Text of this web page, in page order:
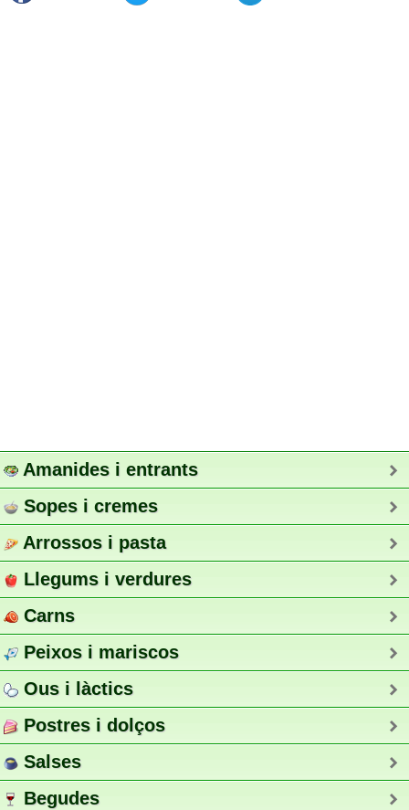
Amanides i entrants
Sopes i cremes
Arrossos i pasta
Llegums i verdures
Carns
Peixos i mariscos
Ous i làctics
Postres i dolços
Salses
Begudes